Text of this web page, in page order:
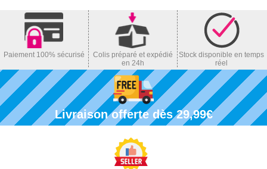
Paiement 100% sécurisé
Colis préparé et expédié
en 24h
Stock disponible en temps
réel
Livraison offerte dès 29,99€